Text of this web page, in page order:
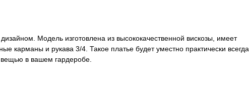
Модель изготовлена из высококачественной вискозы, имеет
карманы и рукава 3/4. Такое платье будет уместно практически всегда
в вашем гардеробе.